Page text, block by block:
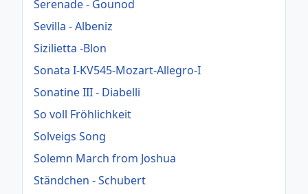
Serenade - Gounod
Sevilla - Albeniz
Sizilietta -Blon
Sonata I-KV545-Mozart-Allegro-I
Sonatine III - Diabelli
So voll Fröhlichkeit
Solveigs Song
Solemn March from Joshua
Ständchen - Schubert